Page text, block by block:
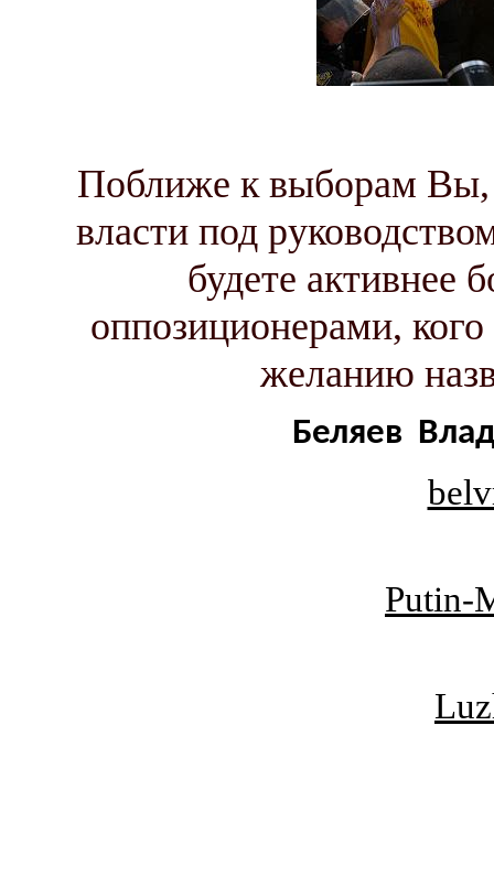
Поближе к выборам Вы,
власти под
будете активнее
оппозиционерами,
желанию
Беляев
Putin-